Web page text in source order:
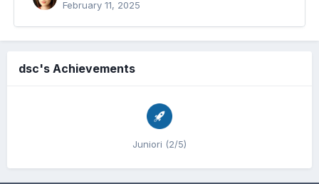
February 11, 2025
dsc's Achievements
Juniori (2/5)